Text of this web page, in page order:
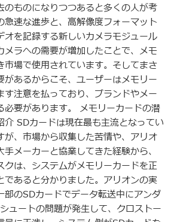
のものになりつつあると多くの人が考
急速な進歩と、高解像度フォーマット
オを記録する新しいカメラモジュール
メラへの需要が増加したことで、メモ
市場で使用されています。そしてまさ
があるからこそ、ユーザーはメモリー
す注意を払っており、ブランドやメー
必要があります。 メモリーカードの潜
介 SDカードは現在最も主流となってい
が、市場から収集した苦情や、アリオ
メーカーと協業してきた経験から、
クは、システムがメモリーカードを正
であると分かりました。アリオンの実
部のSDカードでデータ転送中にアンダ
ュートの問題が発生して、クロストー